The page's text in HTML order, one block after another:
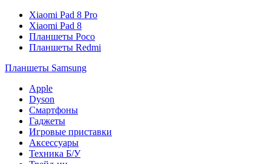
Xiaomi Pad 8 Pro
Xiaomi Pad 8
Планшеты Poco
Планшеты Redmi
Планшеты Samsung
Apple
Dyson
Смартфоны
Гаджеты
Игровые приставки
Аксессуары
Техника Б/У